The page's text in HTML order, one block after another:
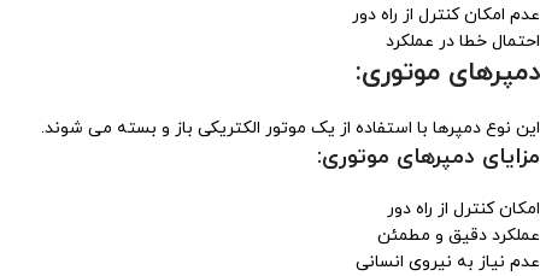
عدم امکان کنترل از راه دور
احتمال خطا در عملکرد
دمپرهای موتوری:
این نوع دمپرها با استفاده از یک موتور الکتریکی باز و بسته می شوند.
مزایای دمپرهای موتوری:
امکان کنترل از راه دور
عملکرد دقیق و مطمئن
عدم نیاز به نیروی انسانی